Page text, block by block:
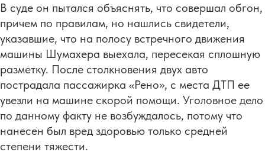
В суде он пытался объяснять, что совершал обгон,
причем по правилам, но нашлись свидетели,
указавшие, что на полосу встречного движения
машины Шумахера выехала, пересекая сплошную
разметку. После столкновения двух авто
пострадала пассажирка «Рено», с места ДТП ее
увезли на машине скорой помощи. Уголовное дело
по данному факту не возбуждалось, потому что
нанесен был вред здоровью только средней
степени тяжести.